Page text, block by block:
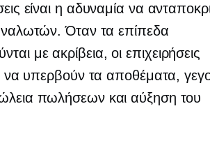
είναι η αδυναμία να
Όταν τα επίπεδα
με ακρίβεια, οι επιχειρήσεις
να υπερβούν τα αποθέματα,
πωλήσεων και αύξηση του